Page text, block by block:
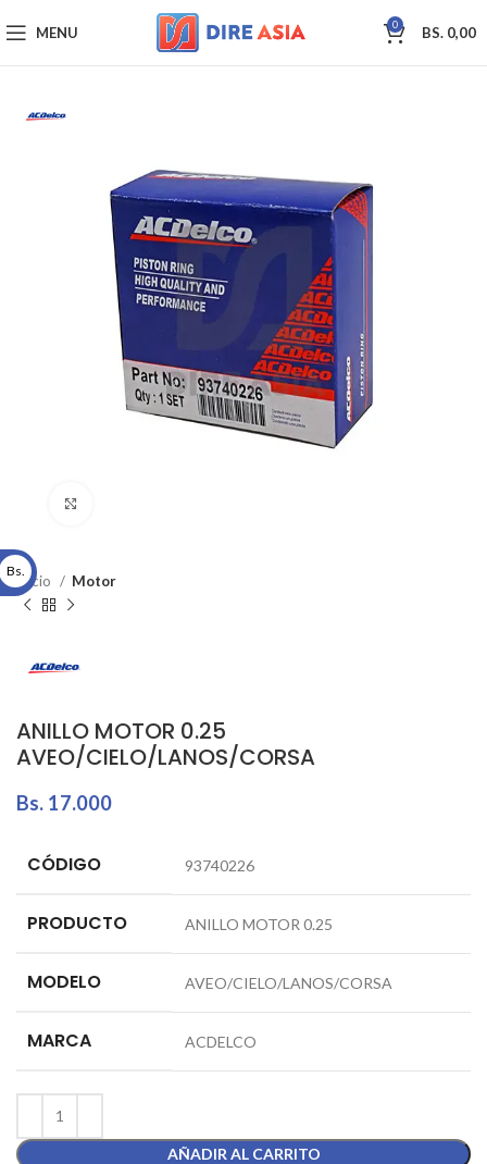
MENU 0 BS. 0,00
Inicio Motor
ANILLO MOTOR 0.25
AVEO/CIELO/LANOS/CORSA
Bs. 17.000
CÓDIGO 93740226
PRODUCTO ANILLO MOTOR 0.25
MODELO AVEO/CIELO/LANOS/CORSA
MARCA ACDELCO
AÑADIR AL CARRITO
Bs.